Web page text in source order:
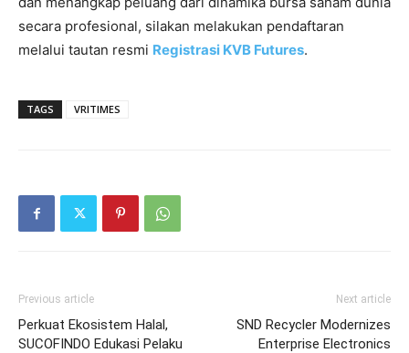
secara profesional, silakan melakukan pendaftaran
melalui tautan resmi Registrasi KVB Futures.
TAGS VRITIMES
Previous article
Perkuat Ekosistem Halal,
SUCOFINDO Edukasi Pelaku
Next article
SND Recycler Modernizes
Enterprise Electronics